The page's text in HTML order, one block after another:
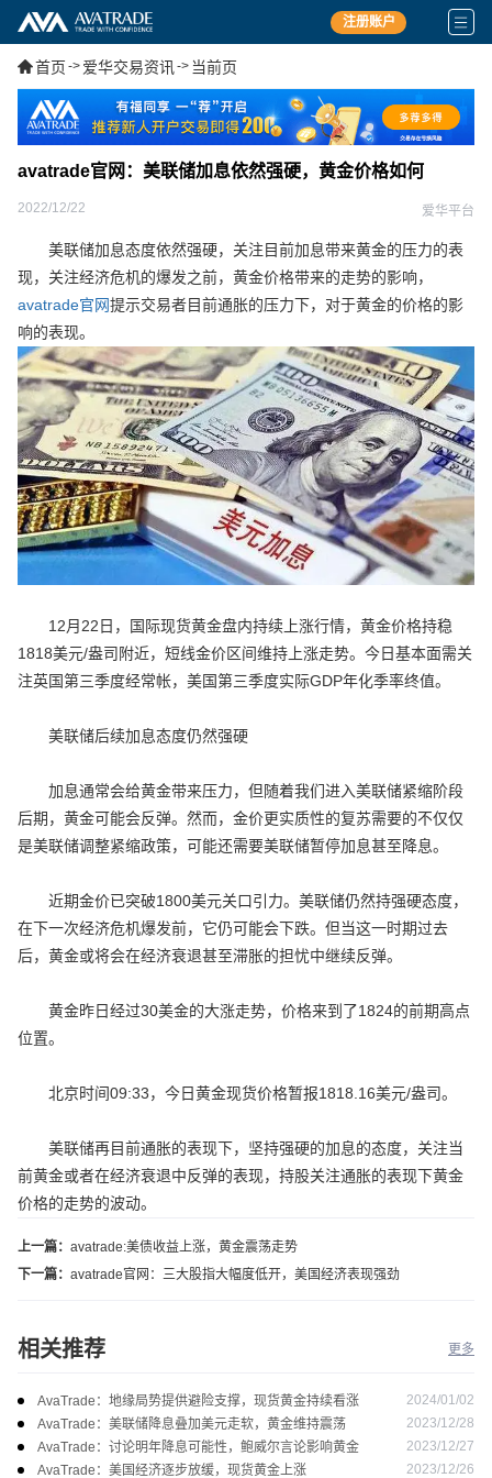
注册账户
首页 -> 爱华交易资讯 -> 当前页
avatrade官网：美联储加息依然强硬，黄金价格如何
2022/12/22 爱华平台
美联储加息态度依然强硬，关注目前加息带来黄金的压力的表
现，关注经济危机的爆发之前，黄金价格带来的走势的影响，
avatrade官网提示交易者目前通胀的压力下，对于黄金的价格的影
响的表现。
12月22日，国际现货黄金盘内持续上涨行情，黄金价格持稳
1818美元/盎司附近，短线金价区间维持上涨走势。今日基本面需关
注英国第三季度经常帐，美国第三季度实际GDP年化季率终值。
美联储后续加息态度仍然强硬
加息通常会给黄金带来压力，但随着我们进入美联储紧缩阶段
后期，黄金可能会反弹。然而，金价更实质性的复苏需要的不仅仅
是美联储调整紧缩政策，可能还需要美联储暂停加息甚至降息。
近期金价已突破1800美元关口引力。美联储仍然持强硬态度，
在下一次经济危机爆发前，它仍可能会下跌。但当这一时期过去
后，黄金或将会在经济衰退甚至滞胀的担忧中继续反弹。
黄金昨日经过30美金的大涨走势，价格来到了1824的前期高点
位置。
北京时间09:33，今日黄金现货价格暂报1818.16美元/盎司。
美联储再目前通胀的表现下，坚持强硬的加息的态度，关注当
前黄金或者在经济衰退中反弹的表现，持股关注通胀的表现下黄金
价格的走势的波动。
上一篇： avatrade:美债收益上涨，黄金震荡走势
下一篇： avatrade官网：三大股指大幅度低开，美国经济表现强劲
相关推荐 更多
AvaTrade：地缘局势提供避险支撑，现货黄金持续看涨
2024/01/02
AvaTrade：美联储降息叠加美元走软，黄金维持震荡
2023/12/28
AvaTrade：讨论明年降息可能性，鲍威尔言论影响黄金
2023/12/27
AvaTrade：美国经济逐步放缓，现货黄金上涨
2023/12/26